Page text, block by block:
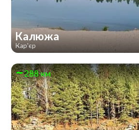
Калюжа
Кар'єр
288 км